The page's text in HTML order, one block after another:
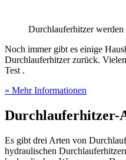
Durchlauferhitzer werden
Noch immer gibt es einige
Durchlauferhitzer zurück.
Test .
» Mehr Informationen
Durchlauferhitzer-
Es gibt drei Arten von
hydraulischen